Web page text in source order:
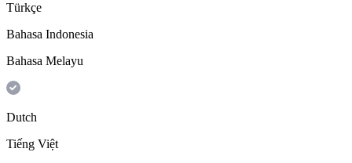
Türkçe
Bahasa Indonesia
Bahasa Melayu
Dutch
Tiếng Việt